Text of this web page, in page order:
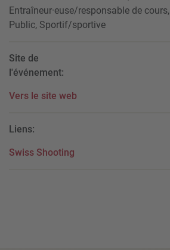
Entraîneur·euse/responsable de cours,
Public, Sportif/sportive
Site de
l'événement:
Vers le site web
Liens:
Swiss Shooting